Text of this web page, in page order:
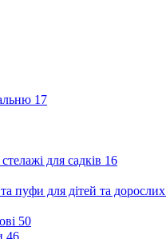
17
для садків 16
пуфи для дітей та
50
46